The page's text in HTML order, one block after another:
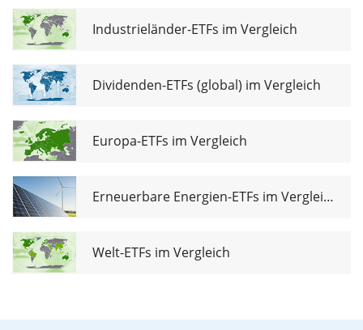
Industrieländer-ETFs im Vergleich
Dividenden-ETFs (global) im Vergleich
Europa-ETFs im Vergleich
Erneuerbare Energien-ETFs im Vergleich
Welt-ETFs im Vergleich